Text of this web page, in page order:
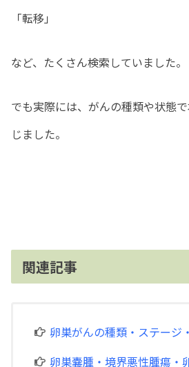
「転移」
など、たくさん検索していました。
でも実際には、がんの種類や状態
じました。
関連記事
卵巣がんの種類・ステージ
卵巣嚢腫・境界悪性腫瘍・